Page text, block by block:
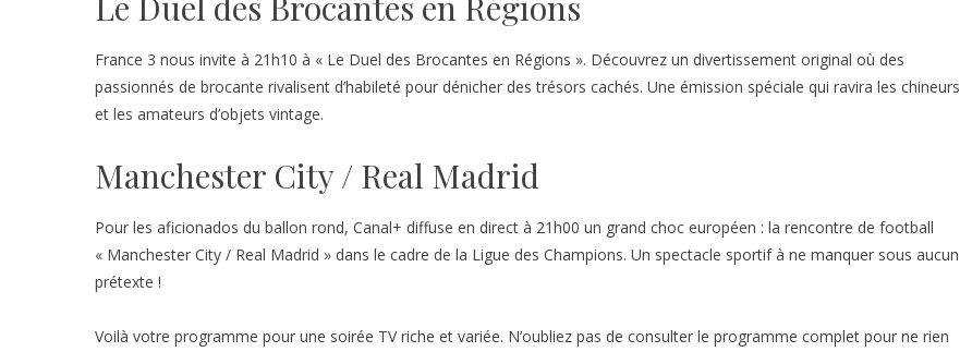
France 3 nous invite à 21h10 à « Le Duel des Brocantes en Régions ». Découvrez un divertissement original où des
passionnés de brocante rivalisent d’habileté pour dénicher des trésors cachés. Une émission spéciale qui ravira les chineurs
et les amateurs d’objets vintage.
Manchester City / Real Madrid
Pour les aficionados du ballon rond, Canal+ diffuse en direct à 21h00 un grand choc européen : la rencontre de football
« Manchester City / Real Madrid » dans le cadre de la Ligue des Champions. Un spectacle sportif à ne manquer sous aucun
prétexte !
Voilà votre programme pour une soirée TV riche et variée. N’oubliez pas de consulter le programme complet pour ne rien